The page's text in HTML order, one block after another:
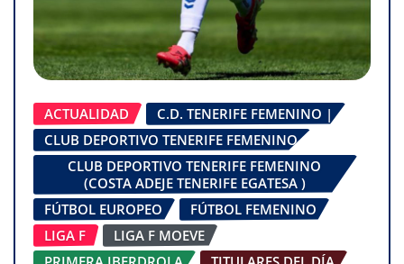
ACTUALIDAD
C.D. TENERIFE FEMENINO |
CLUB DEPORTIVO TENERIFE FEMENINO
CLUB DEPORTIVO TENERIFE FEMENINO
(COSTA ADEJE TENERIFE EGATESA )
FÚTBOL EUROPEO
FÚTBOL FEMENINO
LIGA F
LIGA F MOEVE